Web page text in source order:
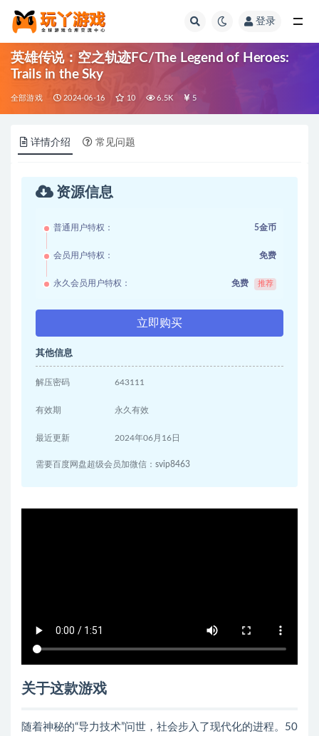
登录
英雄传说：空之轨迹FC/The Legend of Heroes:
Trails in the Sky
全部游戏 2024-06-16 10 6.5K 5
详情介绍 常见问题
资源信息
普通用户特权： 5金币
会员用户特权： 免费
永久会员用户特权： 免费 推荐
立即购买
其他信息
解压密码 643111
有效期 永久有效
最近更新 2024年06月16日
需要百度网盘超级会员加微信：svip8463
关于这款游戏
随着神秘的“导力技术”问世，社会步入了现代化的进程。50